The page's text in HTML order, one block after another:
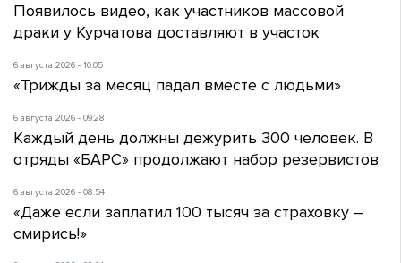
Появилось видео, как участников массовой
драки у Курчатова доставляют в участок
6 августа 2026 - 10:05
«Трижды за месяц падал вместе с людьми»
6 августа 2026 - 09:28
Каждый день должны дежурить 300 человек. В
отряды «БАРС» продолжают набор резервистов
6 августа 2026 - 08:54
«Даже если заплатил 100 тысяч за страховку –
смирись!»